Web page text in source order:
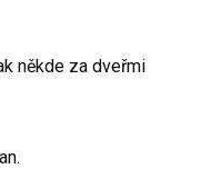
někde za dveřmi